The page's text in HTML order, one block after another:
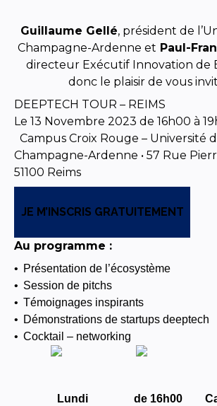
Guillaume Gellé, président de
Champagne-Ardenne et Paul-
directeur Exécutif Innovation de
donc le plaisir de vous
DEEPTECH TOUR – REIMS
Le 13 Novembre 2023 de 16h00 à
Campus Croix Rouge – Université
Champagne-Ardenne • 57 Rue
51100 Reims
JE M’INSCRIS GRATUITEMENT
Au programme :
• Présentation de l’écosystème
• Session de pitchs
• Témoignages inspirants
• Démonstrations de startups deeptech
• Cocktail – networking
Lundi
de 16h00